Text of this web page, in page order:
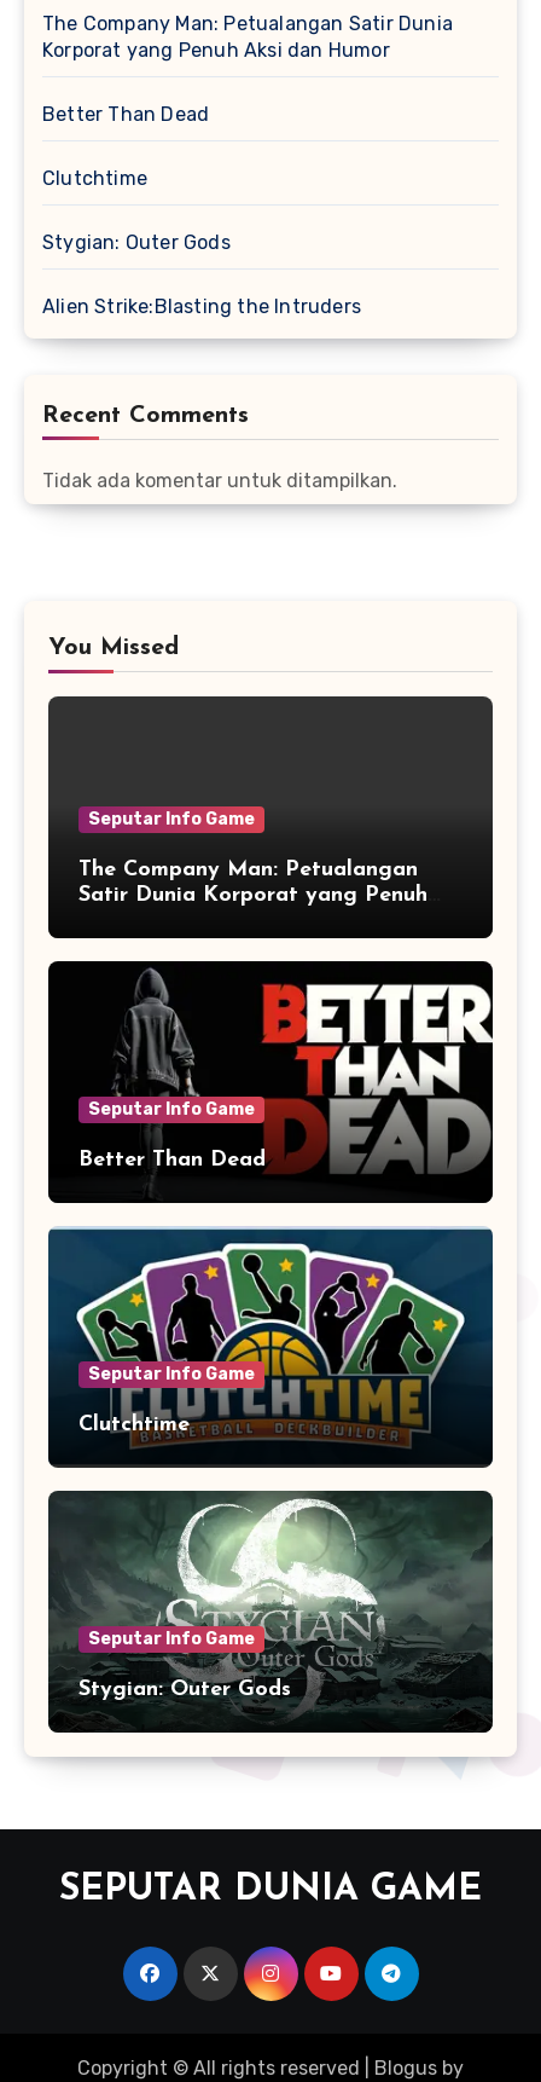
The Company Man: Petualangan Satir Dunia
Korporat yang Penuh Aksi dan Humor
Better Than Dead
Clutchtime
Stygian: Outer Gods
Alien Strike:Blasting the Intruders
Recent Comments
Tidak ada komentar untuk ditampilkan.
You Missed
Seputar Info Game
The Company Man: Petualangan
Satir Dunia Korporat yang Penuh
Seputar Info Game
Better Than Dead
Seputar Info Game
Clutchtime
Seputar Info Game
Stygian: Outer Gods
SEPUTAR DUNIA GAME
Copyright © All rights reserved Blogus by